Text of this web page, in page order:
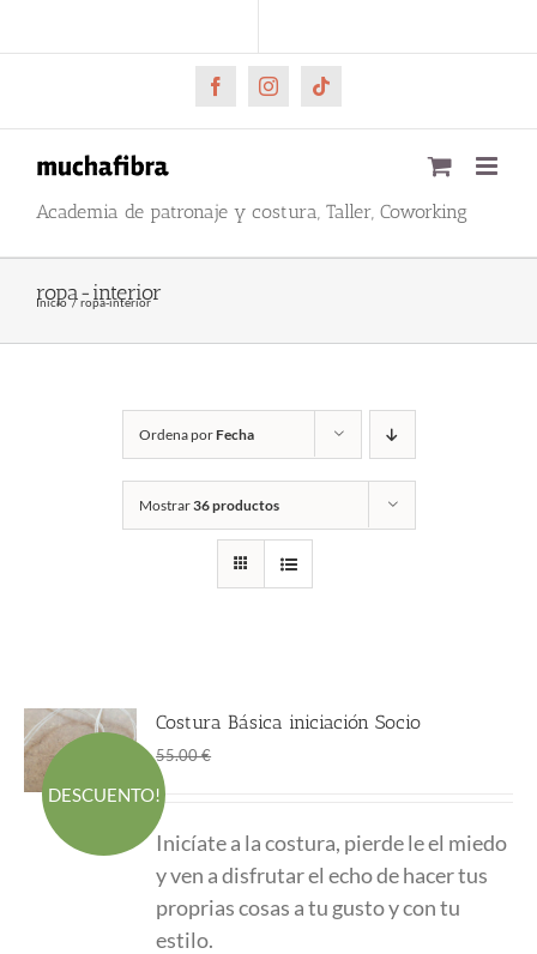
al
FacebookInstagramTiktok
Academia de patronaje y costura, Taller, Coworking
ropa-interior
Inicio ropa-interior
Ordena porFecha
Mostrar36 productos
DESCUENTO!
Costura Básica iniciación Socio
55.00€
era:
55.00 €.
es:
45.00 €.
Inicíate a la costura, pierde le el miedo
y ven a disfrutar el echo de hacer tus
proprias cosas a tu gusto y con tu
estilo.